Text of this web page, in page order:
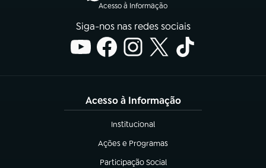
Acesso à Informação
Siga-nos nas redes sociais
Acesso à Informação
Institucional
(abre em nova aba)
Ações e Programas
(abre em nova aba)
Participação Social